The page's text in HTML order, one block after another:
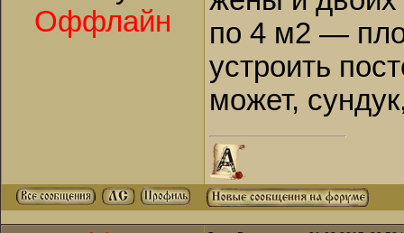
Оффлайн
по 4 м2 —
устроить
может,